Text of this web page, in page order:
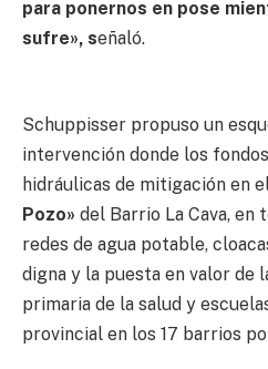
para ponernos en pose
sufre», señaló.
Schuppisser propuso un
intervención donde los
hidráulicas de mitigación en
Pozo» del Barrio La Cava,
redes de agua potable,
digna y la puesta en valor de
primaria de la salud y
provincial en los 17 barrios